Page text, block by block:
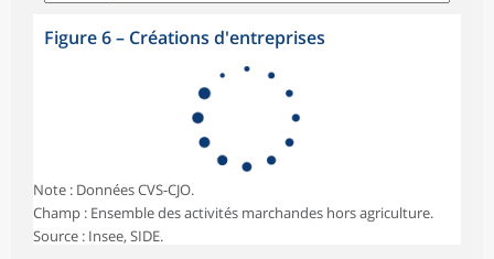
Figure 6– Créations d'entreprises
Note : Données CVS-CJO.
Champ : Ensemble des activités marchandes hors agriculture.
Source : Insee, SIDE.